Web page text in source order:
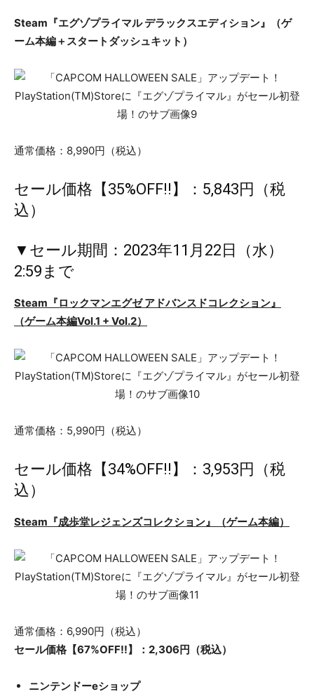
Steam『エグゾプライマル デラックスエディション』（ゲ
ーム本編＋スタートダッシュキット）
通常価格：8,990円（税込）
セール価格【35%OFF!!】：5,843円（税
込）
▼セール期間：2023年11月22日（水）
2:59まで
Steam『ロックマンエグゼ アドバンスドコレクション』
（ゲーム本編Vol.1 + Vol.2）
通常価格：5,990円（税込）
セール価格【34%OFF!!】：3,953円（税
込）
Steam『成歩堂レジェンズコレクション』（ゲーム本編）
通常価格：6,990円（税込）
セール価格【67%OFF!!】：2,306円（税込）
ニンテンドーeショップ